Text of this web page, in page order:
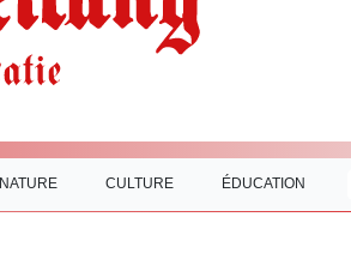
NATURE CULTURE ÉDUCATION